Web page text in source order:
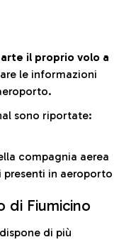
il proprio volo a
le informazioni
sono riportate:
compagnia aerea
in aeroporto
di Fiumicino
di più